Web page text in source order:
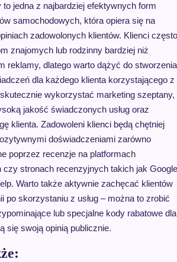
jedna z najbardziej efektywnych form
samochodowych, która opiera się na
zadowolonych klientów. Klienci często
znajomych lub rodzinny bardziej niż
reklamy, dlatego warto dążyć do stworzenia
dla każdego klienta korzystającego z
wykorzystać marketing szeptany,
jakość świadczonych usług oraz
klienta. Zadowoleni klienci będą chętniej
doświadczeniami zarówno
poprzez recenzje na platformach
czy stronach recenzyjnych takich jak Google
Warto także aktywnie zachęcać klientów
po skorzystaniu z usług – można to zrobić
lub specjalne kody rabatowe dla
się swoją opinią publicznie.